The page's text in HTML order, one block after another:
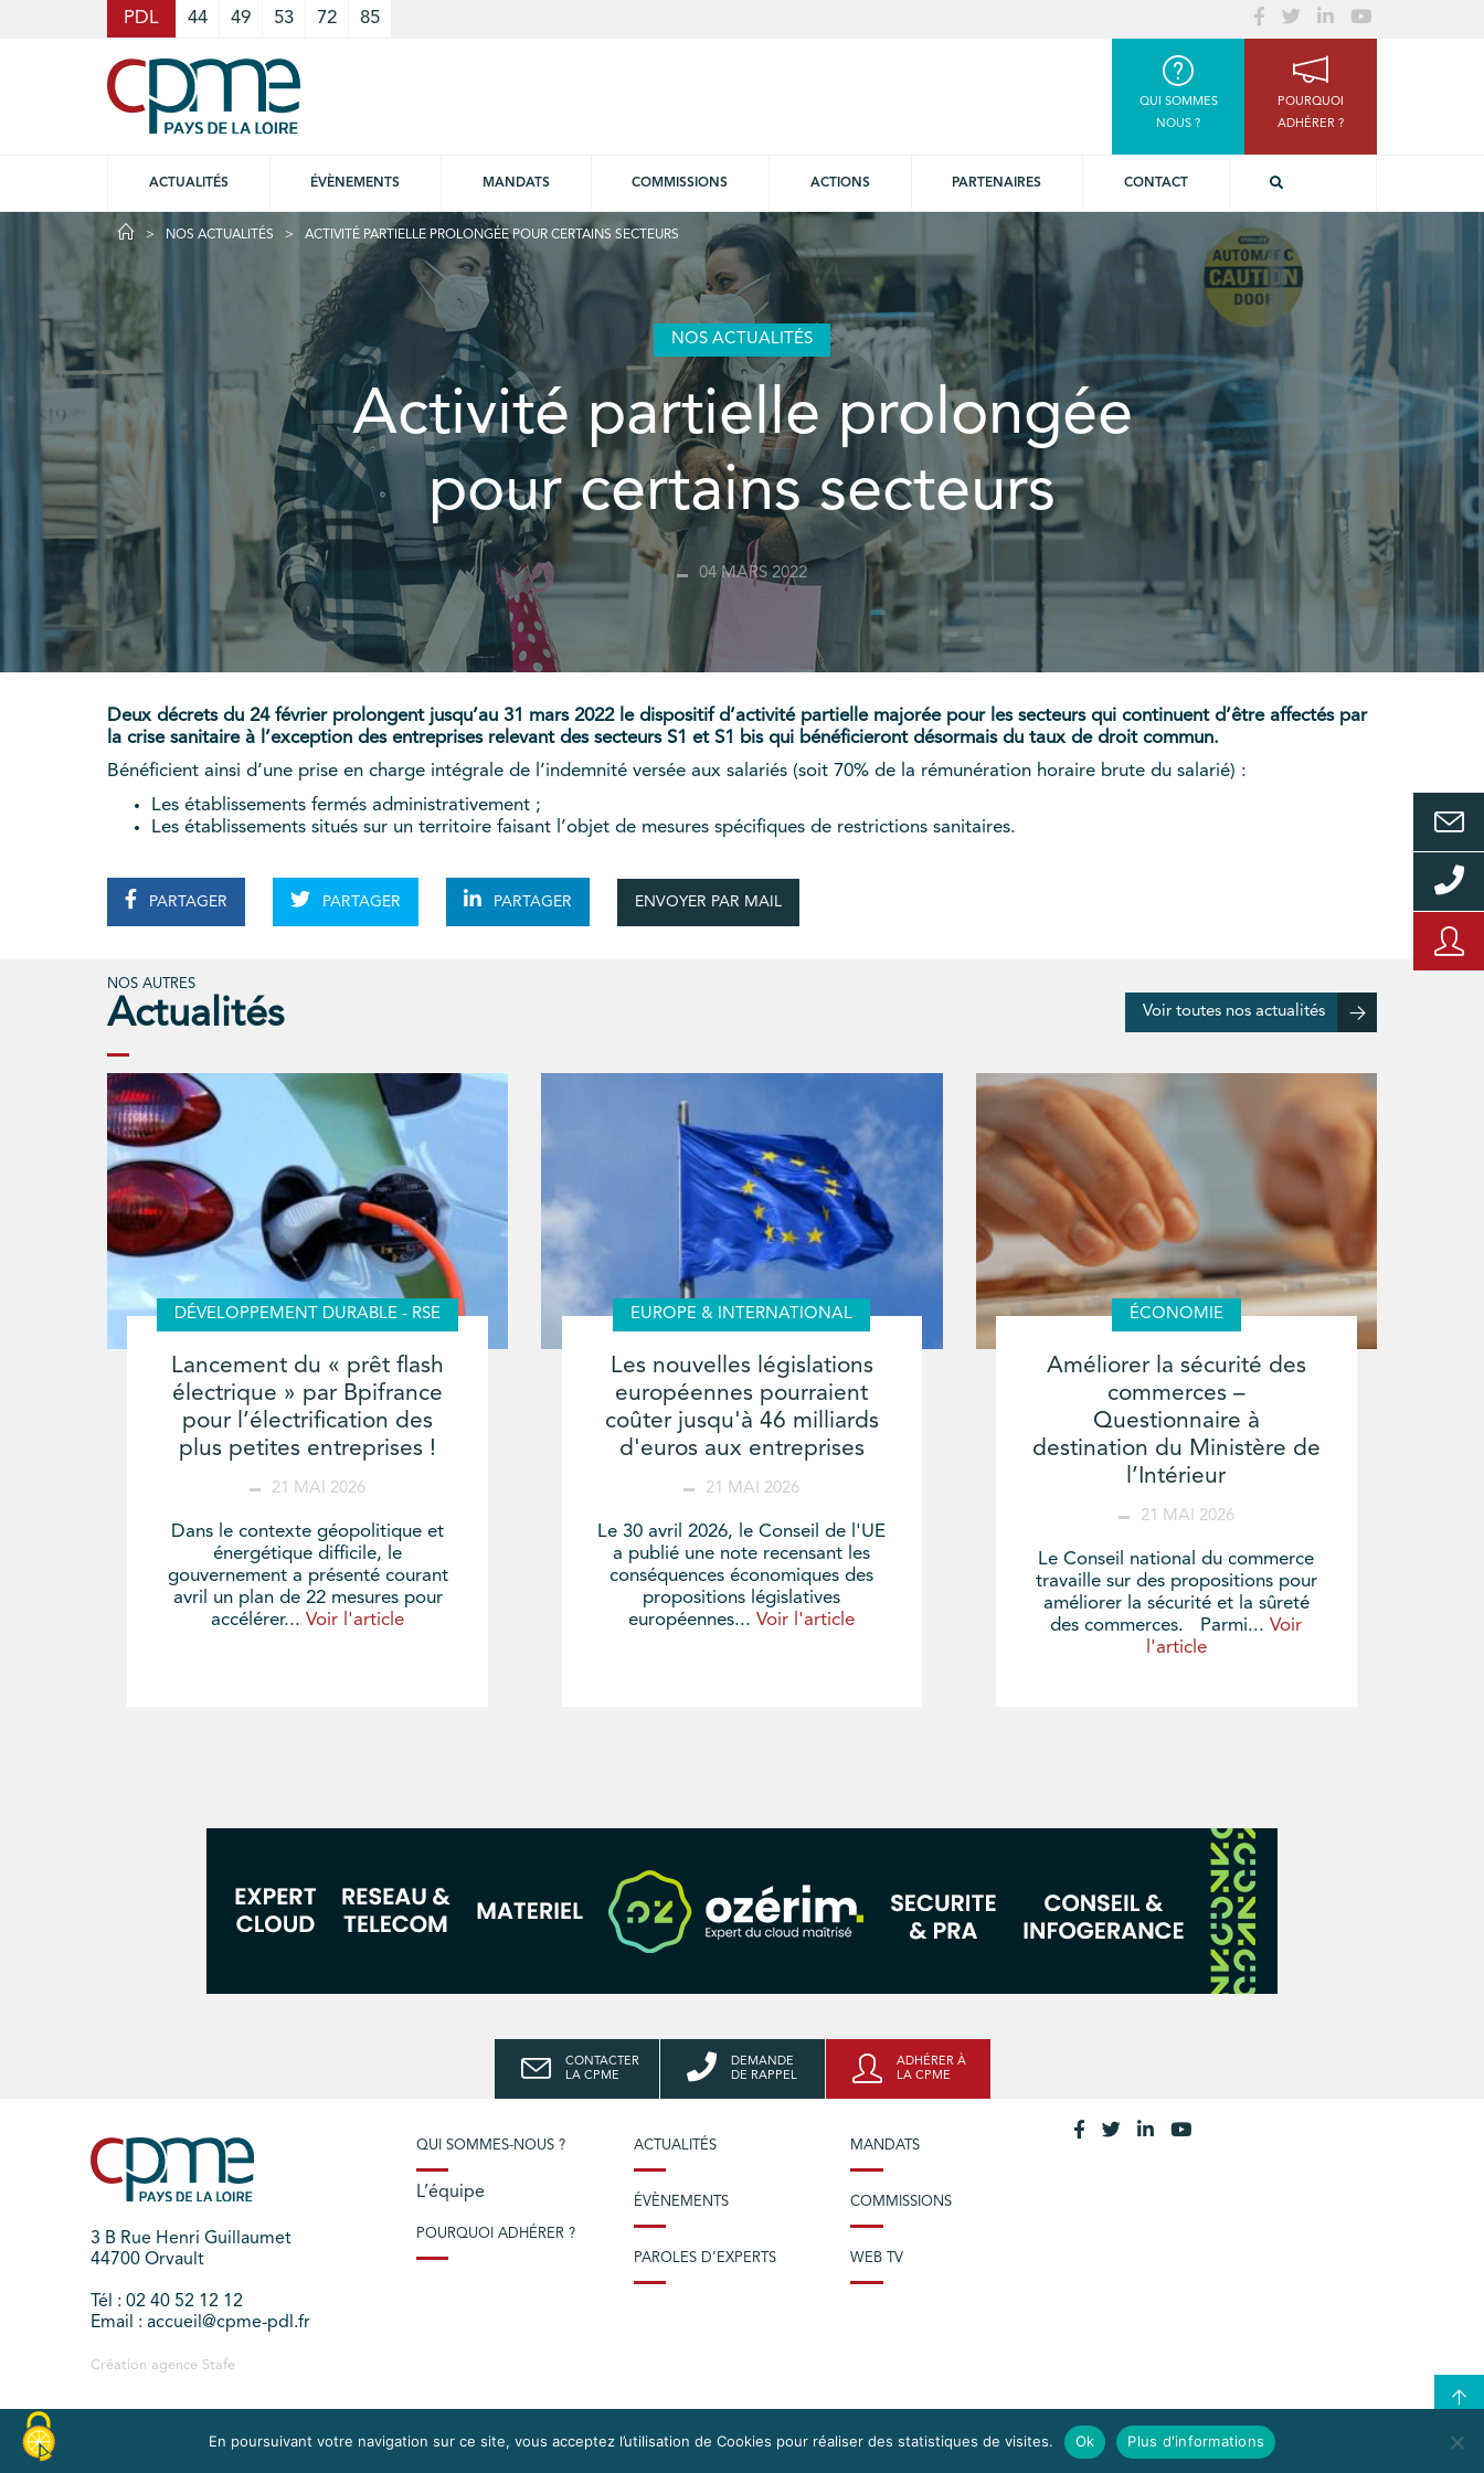
PDL 44 49 53 72 85
QUI SOMMES
NOUS ?
POURQUOI
ADHÉRER ?
ACTUALITÉS ÉVÈNEMENTS MANDATS COMMISSIONS ACTIONS PARTENAIRES CONTACT
NOS ACTUALITÉS ACTIVITÉ PARTIELLE PROLONGÉE POUR CERTAINS SECTEURS
NOS ACTUALITÉS
Activité partielle prolongée
pour certains secteurs
04 MARS 2022
Deux décrets du 24 février prolongent jusqu’au 31 mars 2022 le dispositif d’activité partielle majorée pour les secteurs qui continuent d’être affectés par
la crise sanitaire à l’exception des entreprises relevant des secteurs S1 et S1 bis qui bénéficieront désormais du taux de droit commun.
Bénéficient ainsi d’une prise en charge intégrale de l’indemnité versée aux salariés (soit 70% de la rémunération horaire brute du salarié) :
Les établissements fermés administrativement ;
Les établissements situés sur un territoire faisant l’objet de mesures spécifiques de restrictions sanitaires.
PARTAGER PARTAGER PARTAGER ENVOYER PAR MAIL
NOS AUTRES
Actualités Voir toutes nos actualités
DÉVELOPPEMENT DURABLE - RSE
Lancement du « prêt flash
électrique » par Bpifrance
pour l’électrification des
plus petites entreprises !
21 MAI 2026
Dans le contexte géopolitique et
énergétique difficile, le
gouvernement a présenté courant
avril un plan de 22 mesures pour
accélérer...Voir l'article
EUROPE & INTERNATIONAL
Les nouvelles législations
européennes pourraient
coûter jusqu'à 46 milliards
d'euros aux entreprises
21 MAI 2026
Le 30 avril 2026, le Conseil de l'UE
a publié une note recensant les
conséquences économiques des
propositions législatives
européennes...Voir l'article
ÉCONOMIE
Améliorer la sécurité des
commerces –
Questionnaire à
destination du Ministère de
l’Intérieur
21 MAI 2026
Le Conseil national du commerce
travaille sur des propositions pour
améliorer la sécurité et la sûreté
des commerces. Parmi...Voir
l'article
CONTACTER
LA CPME
DEMANDE
DE RAPPEL
ADHÉRER À
LA CPME
3 B Rue Henri Guillaumet
44700 Orvault
Tél : 02 40 52 12 12
Email : accueil@cpme-pdl.fr
Création agence Stafe
QUI SOMMES-NOUS ?
L’équipe
POURQUOI ADHÉRER ?
ACTUALITÉS
ÉVÈNEMENTS
PAROLES D’EXPERTS
MANDATS
COMMISSIONS
WEB TV
MENTIONS LÉGALES EXERCEZ VOS DROITS DONNÉES PERSONNELLES CONTACTEZ LA CPME
En poursuivant votre navigation sur ce site, vous acceptez l’utilisation de Cookies pour réaliser des statistiques de visites. Ok Plus d'informations
Cookies management panel